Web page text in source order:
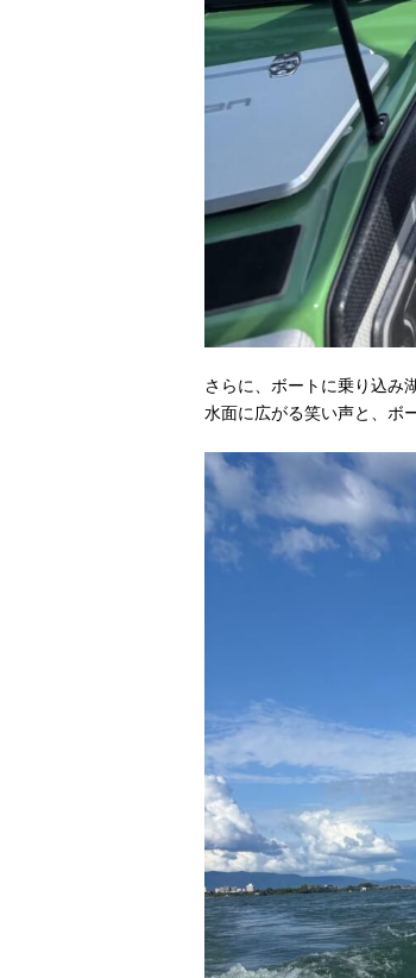
さらに、ボートに乗り込み
水面に広がる笑い声と、ボ